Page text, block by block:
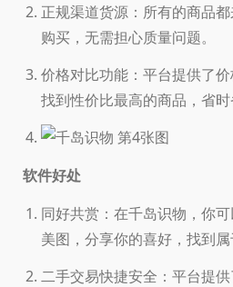
正规渠道货源：所有的商品
购买，无需担心质量问题。
价格对比功能：平台提供了
找到性价比最高的商品，省时
软件好处
同好共赏：在千岛识物，你
美图，分享你的喜好，找到属
二手交易快捷安全：平台提